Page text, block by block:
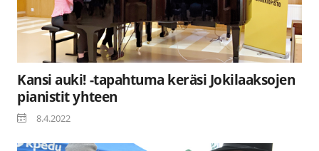
Kansi auki! -tapahtuma keräsi Jokilaaksojen
pianistit yhteen
8.4.2022